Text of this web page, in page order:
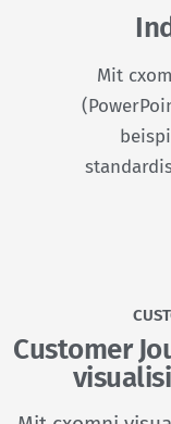
Mit
Customer